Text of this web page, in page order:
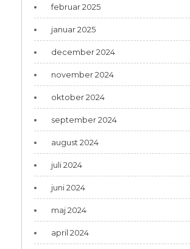
februar 2025
januar 2025
december 2024
november 2024
oktober 2024
september 2024
august 2024
juli 2024
juni 2024
maj 2024
april 2024